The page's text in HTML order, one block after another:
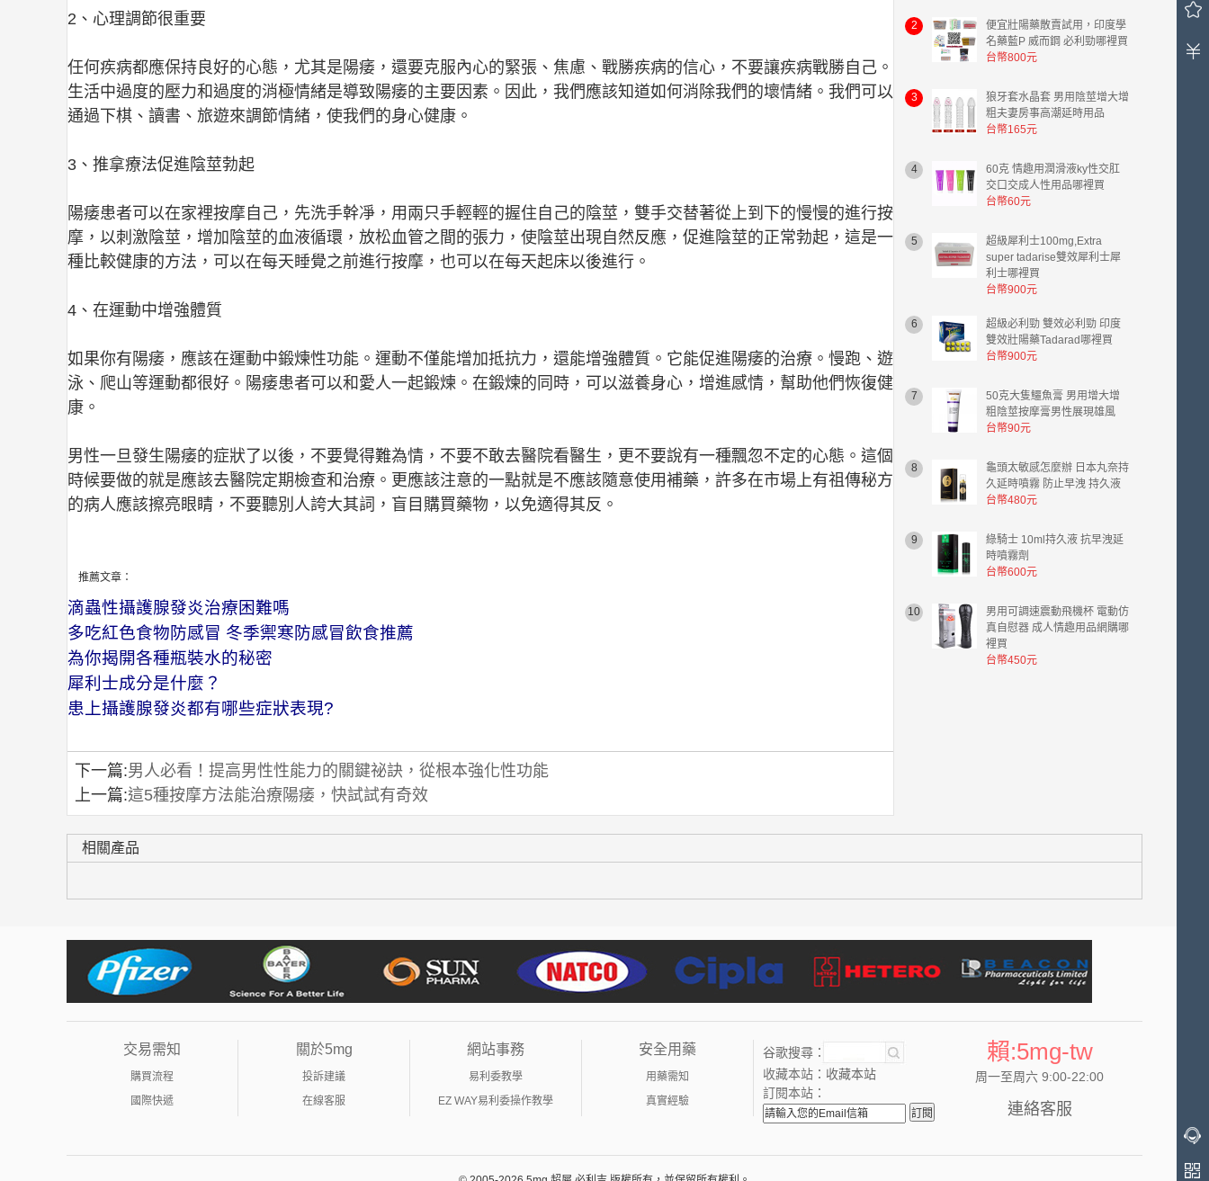
2、心理調節很重要
任何疾病都應保持良好的心態，尤其是陽痿，還要克服內心的緊張、焦慮、戰勝疾病的信心，不要讓疾病戰勝自己。
生活中過度的壓力和過度的消極情緒是導致陽痿的主要因素。因此，我們應該知道如何消除我們的壞情緒。我們可以
通過下棋、讀書、旅遊來調節情緒，使我們的身心健康。
3、推拿療法促進陰莖勃起
陽痿患者可以在家裡按摩自己，先洗手幹凈，用兩只手輕輕的握住自己的陰莖，雙手交替著從上到下的慢慢的進行按
摩，以刺激陰莖，增加陰莖的血液循環，放松血管之間的張力，使陰莖出現自然反應，促進陰莖的正常勃起，這是一
種比較健康的方法，可以在每天睡覺之前進行按摩，也可以在每天起床以後進行。
4、在運動中增強體質
如果你有陽痿，應該在運動中鍛煉性功能。運動不僅能增加抵抗力，還能增強體質。它能促進陽痿的治療。慢跑、遊
泳、爬山等運動都很好。陽痿患者可以和愛人一起鍛煉。在鍛煉的同時，可以滋養身心，增進感情，幫助他們恢復健
康。
男性一旦發生陽痿的症狀了以後，不要覺得難為情，不要不敢去醫院看醫生，更不要說有一種飄忽不定的心態。這個
時候要做的就是應該去醫院定期檢查和治療。更應該注意的一點就是不應該隨意使用補藥，許多在市場上有祖傳秘方
的病人應該擦亮眼睛，不要聽別人誇大其詞，盲目購買藥物，以免適得其反。
推薦文章：
滴蟲性攝護腺發炎治療困難嗎
多吃紅色食物防感冒 冬季禦寒防感冒飲食推薦
為你揭開各種瓶裝水的秘密
犀利士成分是什麼？
患上攝護腺發炎都有哪些症狀表現?
下一篇:男人必看！提高男性性能力的關鍵祕訣，從根本強化性功能
上一篇:這5種按摩方法能治療陽痿，快試試有奇效
2
便宜壯陽藥散賣試用，印度學
名藥藍P 威而鋼 必利勁哪裡買
台幣800元
3
狼牙套水晶套 男用陰莖增大增
粗夫妻房事高潮延時用品
台幣165元
4
60克 情趣用潤滑液ky性交肛
交口交成人性用品哪裡買
台幣60元
5
超級犀利士100mg,Extra
super tadarise雙效犀利士犀
利士哪裡買
台幣900元
6
超級必利勁 雙效必利勁 印度
雙效壯陽藥Tadarad哪裡買
台幣900元
7
50克大隻鱷魚膏 男用增大增
粗陰莖按摩膏男性展現雄風
台幣90元
8
龜頭太敏感怎麼辦 日本丸奈持
久延時噴霧 防止早洩 持久液
台幣480元
9
綠騎士 10ml持久液 抗早洩延
時噴霧劑
台幣600元
10
男用可調速震動飛機杯 電動仿
真自慰器 成人情趣用品網購哪
裡買
台幣450元
相關產品
交易需知
購買流程
國際快遞
關於5mg
投訴建議
在線客服
網站事務
易利委教學
EZ WAY易利委操作教學
安全用藥
用藥需知
真實經驗
谷歌搜尋：
收藏本站： 收藏本站
訂閱本站：
賴:5mg-tw
周一至周六 9:00-22:00
連絡客服
中
0
件